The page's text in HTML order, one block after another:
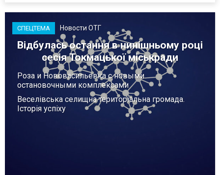
СПЕЦТЕМА Новости ОТГ
Відбулась остання в нинішньому році
сесія Токмацької міськради
Роза и Нововасильевка с новыми
остановочными комплексами
Веселівська селищна територіальна громада.
Історія успіху